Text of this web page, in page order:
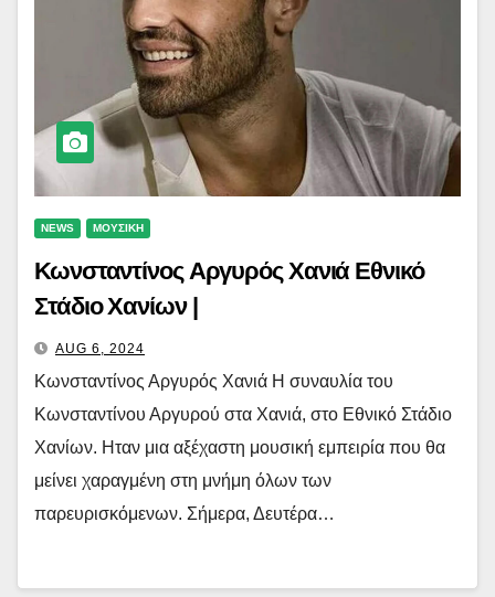
NEWS ΜΟΥΣΙΚΗ
Κωνσταντίνος Αργυρός Χανιά Εθνικό
Στάδιο Χανίων |
AUG 6, 2024
Κωνσταντίνος Αργυρός Χανιά Η συναυλία του
Κωνσταντίνου Αργυρού στα Χανιά, στο Εθνικό Στάδιο
Χανίων. Hταν μια αξέχαστη μουσική εμπειρία που θα
μείνει χαραγμένη στη μνήμη όλων των
παρευρισκόμενων. Σήμερα, Δευτέρα…